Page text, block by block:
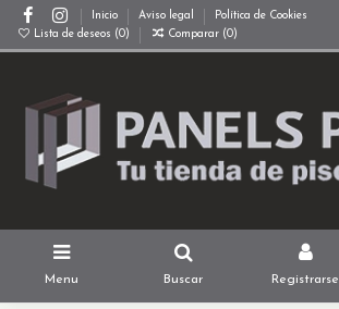
Inicio Aviso legal
Política de Cookies
Lista de deseos (0) Comparar (0)
Menu Buscar Registrarse